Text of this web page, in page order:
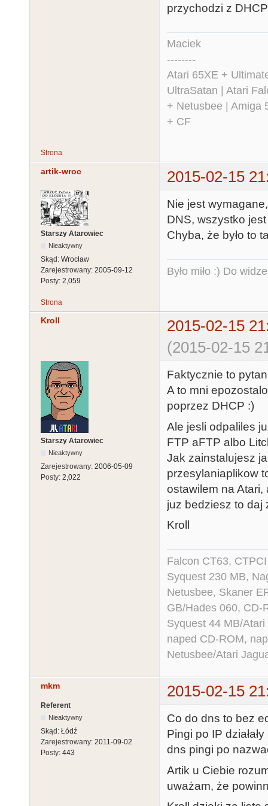
przychodzi z
Maciek
--------
Atari 65XE +
UltraSatan | Atari
+ Netusbee | Amiga
+ CF
Strona
artik-wroc 2015-02-15
Starszy Atarowiec
Nieaktywny
Skąd: Wrocław
Zarejestrowany: 2005-09-12
Posty: 2,059
Nie jest
DNS, wszystko
Chyba, że było to
Było miło :) Do
Strona
Kroll
2015-02-15
(2015-02-15
Starszy Atarowiec
Nieaktywny
Zarejestrowany: 2006-05-09
Posty: 2,022
Faktycznie to
A to mni
poprzez DHCP :)
Ale jesli odpaliles
FTP aFTP albo
Jak zainstalujesz
przesylaniaplikow
ostawilem na Atari,
juz bedziesz to daj
Kroll
Falcon CT63,
Syquest 230 MB,
Netusbee, Skaner
GB/Hades 060, CD-
Syquest 44 MB/
naped CD-ROM,
Netusbee/Atari
mkm 2015-02-15
Referent
Nieaktywny
Skąd: Łódź
Zarejestrowany: 2011-09-02
Posty: 443
Co do dns to bez
Pingi po IP
dns pingi po
Artik u Ciebie
uważam, że